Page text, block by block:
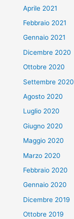
Aprile 2021
Febbraio 2021
Gennaio 2021
Dicembre 2020
Ottobre 2020
Settembre 2020
Agosto 2020
Luglio 2020
Giugno 2020
Maggio 2020
Marzo 2020
Febbraio 2020
Gennaio 2020
Dicembre 2019
Ottobre 2019